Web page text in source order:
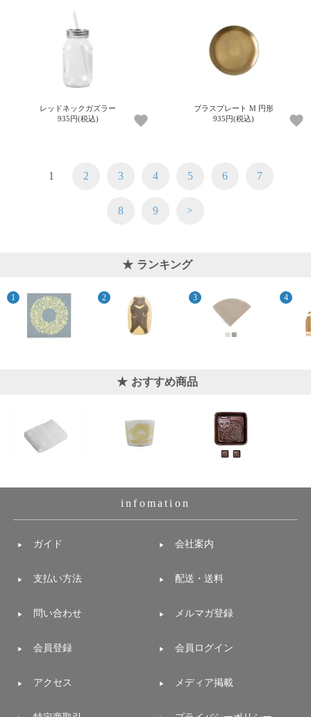
レッドネックガズラー
935円(税込)
ブラスプレート M 円形
935円(税込)
1 2 3 4 5 6 7
8 9 >
ランキング
おすすめ商品
infomation
ガイド 会社案内
支払い方法 配送・送料
問い合わせ メルマガ登録
会員登録 会員ログイン
アクセス メディア掲載